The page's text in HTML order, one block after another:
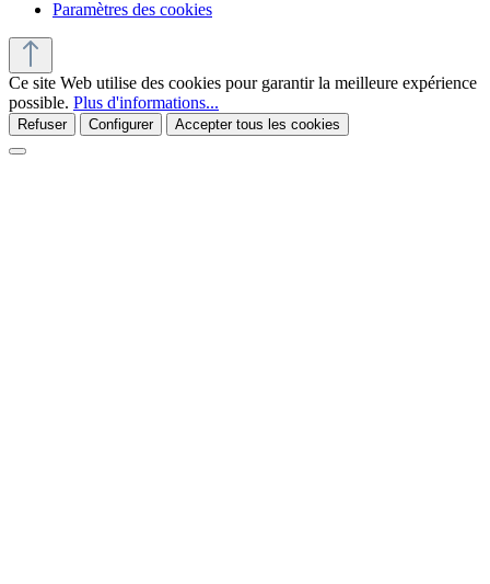
Paramètres des cookies
Ce site Web utilise des cookies pour garantir la meilleure expérience
possible. Plus d'informations...
Refuser Configurer Accepter tous les cookies